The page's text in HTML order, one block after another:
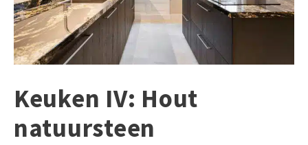
Keuken IV: Hout
natuursteen